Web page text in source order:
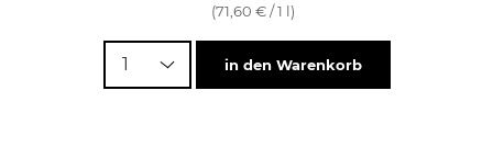
(71,60 € / 1 l)
1 in den Warenkorb